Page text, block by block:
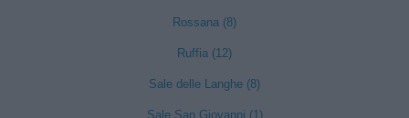
Rossana (8)
Ruffia (12)
Sale delle Langhe (8)
Sale San Giovanni (1)